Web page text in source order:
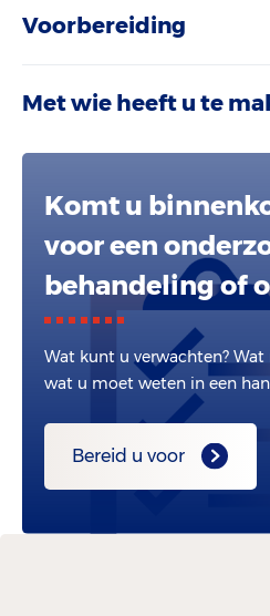
Voorbereiding
Met wie heeft u te
Komt u
voor een
behandeling of
Wat kunt u verwachten?
wat u moet weten in een
Bereid u voor